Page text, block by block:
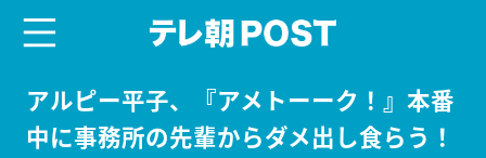
アルピー平子、『アメトーーク！』本番
中に事務所の先輩からダメ出し食らう！